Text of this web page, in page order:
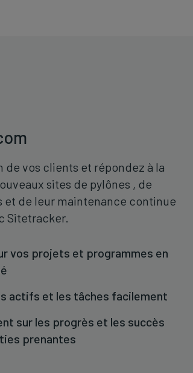
vos clients et répondez à la
sites de pylônes , de
et de leur maintenance continue
Sitetracker.
vos projets et programmes en
actifs et les tâches facilement
sur les progrès et les succès
prenantes